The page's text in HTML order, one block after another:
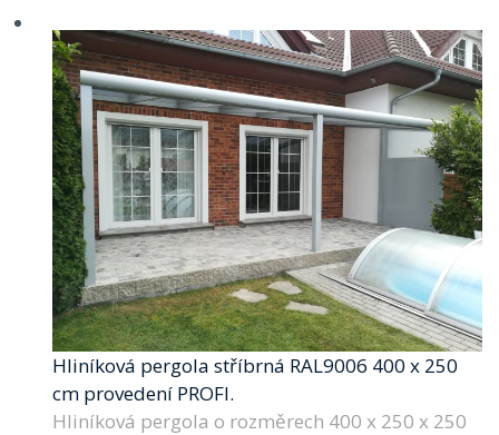
Hliníková pergola stříbrná RAL9006 400 x 250
cm provedení PROFI.
Hliníková pergola o rozměrech 400 x 250 x 250